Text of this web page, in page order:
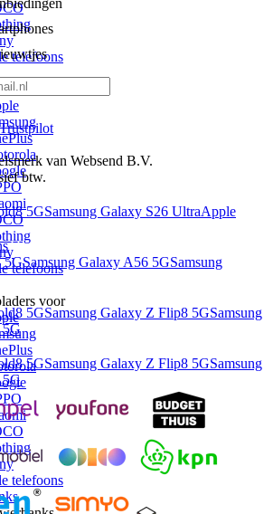
telefoons
voor
telefoons
voor
telefoons
van Websend B.V.
btw.
5GSamsung Galaxy S26 UltraApple
5GSamsung Galaxy A56 5GSamsung
5GSamsung Galaxy Z Flip8 5GSamsung
5G
5GSamsung Galaxy Z Flip8 5GSamsung
5G